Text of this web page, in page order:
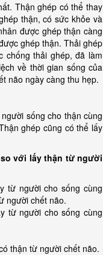
Thận ghép có thể thay
thận, có sức khỏe và
được ghép thận càng
ghép thận. Thải ghép
chống thải ghép, đã làm
về thời gian sống của
não ngày càng thu hẹp.
sống cho thận cùng
ghép cũng có thể lấy
với lấy thận từ người
từ người cho sống cùng
người chết não.
từ người cho sống cùng
thận từ người chết não.